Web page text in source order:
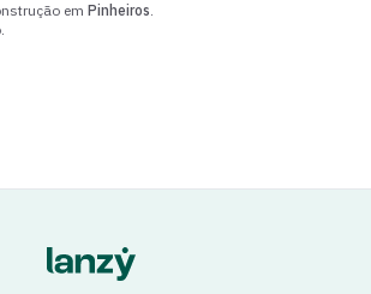
em Pinheiros.
.